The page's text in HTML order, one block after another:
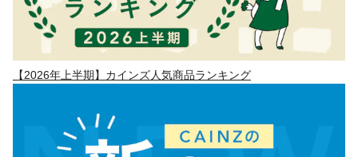
【2026年上半期】カインズ人気商品ランキング